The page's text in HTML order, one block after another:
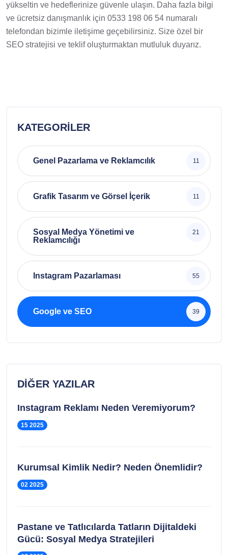
yükseltin ve hedeflerinize güvenle ulaşın. Daha fazla bilgi
ve ücretsiz danışmanlık için 0533 198 06 54 numaralı
telefondan bizimle iletişime geçebilirsiniz. Size özel bir
SEO stratejisi ve teklif oluşturmaktan mutluluk duyarız.
KATEGORILER
Genel Pazarlama ve Reklamcılık 11
Grafik Tasarım ve Görsel İçerik 11
Sosyal Medya Yönetimi ve
Reklamcılığı
21
Instagram Pazarlaması 55
Google ve SEO 39
DIĞER YAZILAR
Instagram Reklamı Neden Veremiyorum?
15 2025
Kurumsal Kimlik Nedir? Neden Önemlidir?
02 2025
Pastane ve Tatlıcılarda Tatların Dijitaldeki
Gücü: Sosyal Medya Stratejileri